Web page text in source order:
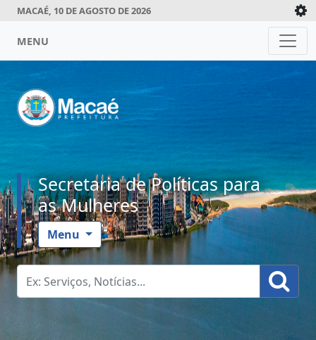
MACAÉ, 10 DE AGOSTO DE 2026
MENU
Secretaria de Políticas para
as Mulheres
Menu